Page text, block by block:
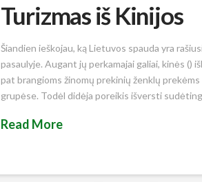
Turizmas iš Kinijos
Šiandien ieškojau, ką Lietuvos spauda yra
pasaulyje. Augant jų perkamajai galiai, kinės ()
pat brangioms žinomų prekinių ženklų prekėms
grupėse. Todėl didėja poreikis išversti
Read More